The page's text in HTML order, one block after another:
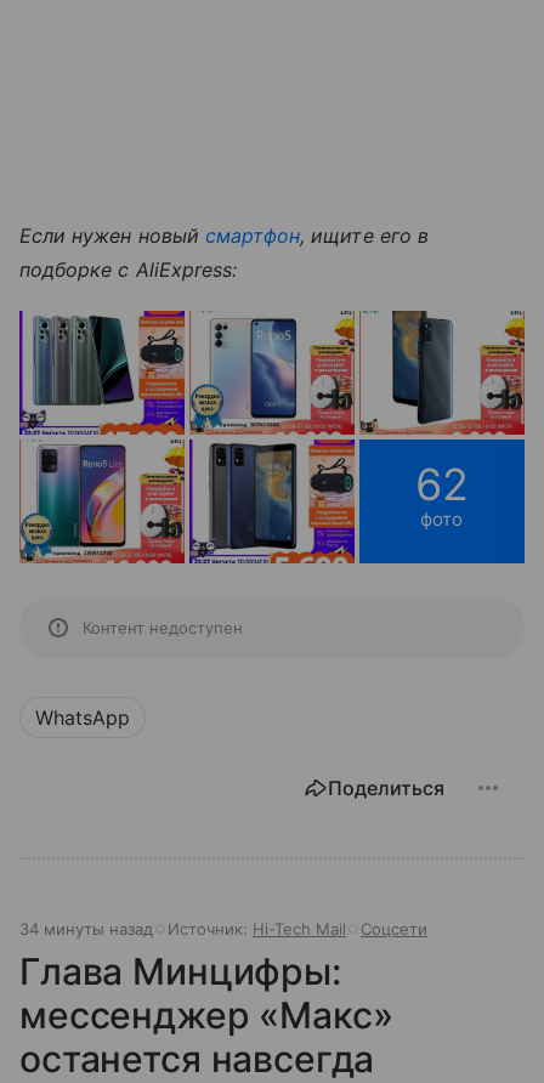
Если нужен новый смартфон, ищите его в
подборке с AliExpress:
62
фото
Контент недоступен
WhatsApp
Поделиться
34 минуты назад Источник: Hi-Tech Mail Соцсети
Глава Минцифры:
мессенджер «Макс»
останется навсегда